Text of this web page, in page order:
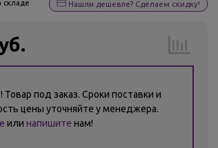
складе Нашли дешевле? Сделаем скидку!
под заказ. Сроки поставки и
цены уточняйте у менеджера.
или напишите нам!